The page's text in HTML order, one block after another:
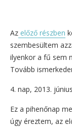
Az előző részben
szembesültem
ilyenkor a fű sem
Tovább
4. nap, 2013.
Ez a pihenőnap
úgy éreztem, az